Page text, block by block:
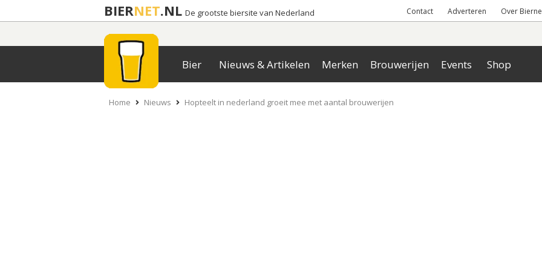
BIERNET.NL De grootste biersite van Nederland Contact Adverteren Over
Bier Nieuws & Artikelen Merken Brouwerijen Events Shop
Home Nieuws Hopteelt in nederland groeit mee met aantal brouwerijen